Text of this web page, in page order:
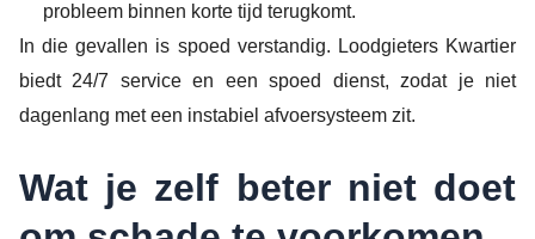
probleem binnen korte tijd terugkomt.
In die gevallen is spoed verstandig. Loodgieters Kwartier
biedt 24/7 service en een spoed dienst, zodat je niet
dagenlang met een instabiel afvoersysteem zit.
Wat je zelf beter niet doet